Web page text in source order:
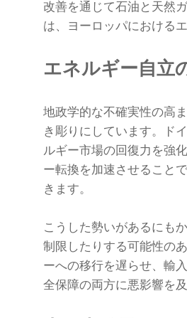
改善を通じて石油と天然
は、ヨーロッパにおける
エネルギー自立
地政学的な不確実性の高
き彫りにしています。ド
ルギー市場の回復力を強
ー転換を加速させること
きます。
こうした勢いがあるにも
制限したりする可能性の
ーへの移行を遅らせ、輸
全保障の両方に悪影響を